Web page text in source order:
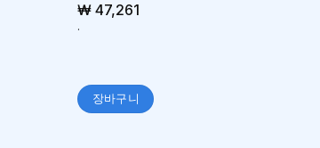
₩ 47,261
.
장바구니